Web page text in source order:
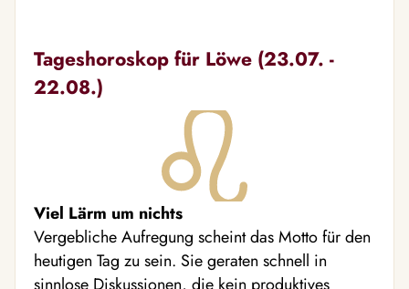
Tageshoroskop für Löwe (23.07. -
22.08.)
Viel Lärm um nichts
Vergebliche Aufregung scheint das Motto für den
heutigen Tag zu sein. Sie geraten schnell in
sinnlose Diskussionen, die kein produktives